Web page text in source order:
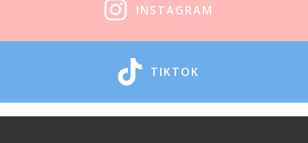
INSTAGRAM
TIKTOK